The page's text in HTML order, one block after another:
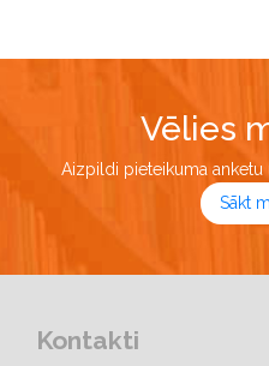
Vēlies
Aizpildi pieteikuma
Sākt
Kontakti